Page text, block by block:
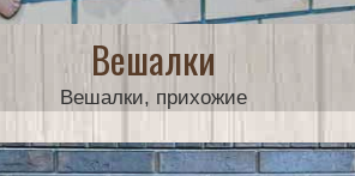
Вешалки
Вешалки, прихожие